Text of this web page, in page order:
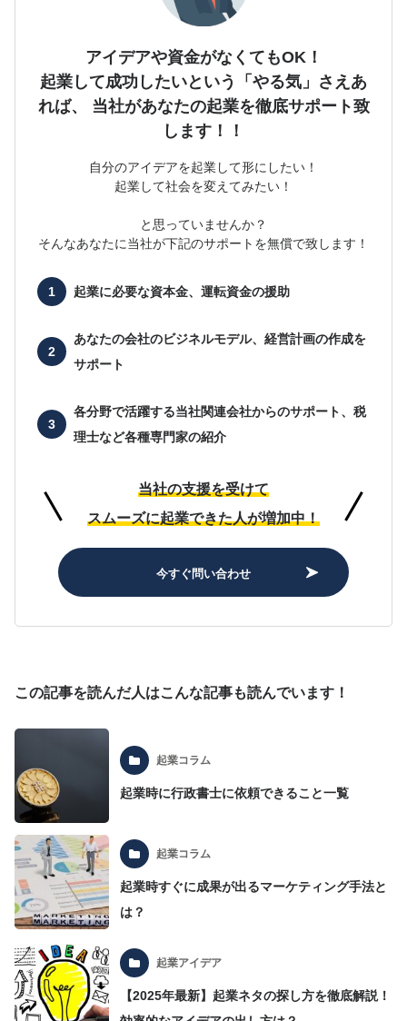
アイデアや資金がなくてもOK！
起業して成功したいという「やる気」さえあ
れば、
当社があなたの起業を徹底サポート致
します！！
自分のアイデアを起業して形にしたい！
起業して社会を変えてみたい！
と思っていませんか？
そんなあなたに当社が下記のサポートを無償で致します！
起業に必要な資本金、運転資金の援助
あなたの会社のビジネルモデル、経営計画の作成を
サポート
各分野で活躍する当社関連会社からのサポート、 税
理士など各種専門家の紹介
当社の支援を受けて
スムーズに起業できた人が増加中！
今すぐ問い合わせ
この記事を読んだ人はこんな記事も読んでいます！
起業コラム
起業時に行政書士に依頼できること一覧
起業コラム
起業時すぐに成果が出るマーケティング手法と
は？
起業アイデア
【2025年最新】起業ネタの探し方を徹底解説！